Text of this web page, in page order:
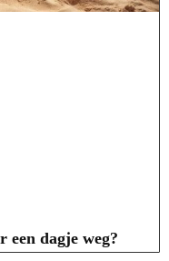
een dagje weg?